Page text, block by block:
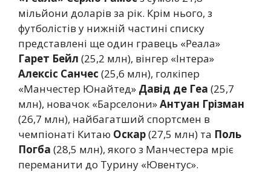
мільйони доларів за рік. Крім нього, з
футболістів у нижній частині списку
представлені ще один гравець «Реала»
Гарет Бейл (25,2 млн), вінгер «Інтера»
Алексіс Санчес (25,6 млн), голкіпер
«Манчестер Юнайтед» Давід де Геа (25,7
млн), новачок «Барселони»Антуан Грізман
(26,7 млн), найбагатший спортсмен в
чемпіонаті Китаю Оскар(27,5 млн) та Поль
Погба (28,5 млн), якого з Манчестера мріє
переманити до Турину «Ювентус».